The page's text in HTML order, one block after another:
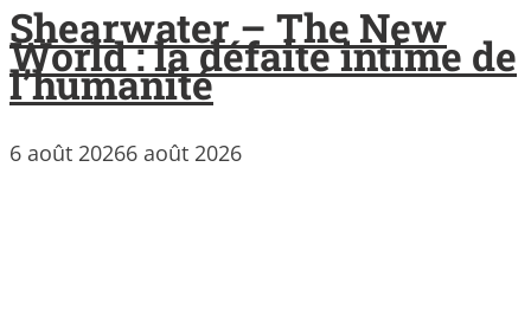
Shearwater – The New
World : la défaite intime de
l’humanité
6 août 20266 août 2026